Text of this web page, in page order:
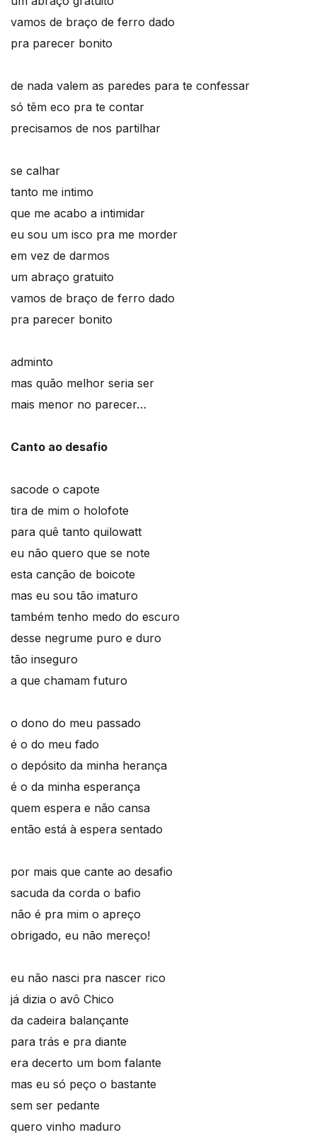
vamos de braço de ferro dado
pra parecer bonito
de nada valem as paredes para te confessar
só têm eco pra te contar
precisamos de nos partilhar
se calhar
tanto me intimo
que me acabo a intimidar
eu sou um isco pra me morder
em vez de darmos
um abraço gratuito
vamos de braço de ferro dado
pra parecer bonito
adminto
mas quão melhor seria ser
mais menor no parecer…
Canto ao desafio
sacode o capote
tira de mim o holofote
para quê tanto quilowatt
eu não quero que se note
esta canção de boicote
mas eu sou tão imaturo
também tenho medo do escuro
desse negrume puro e duro
tão inseguro
a que chamam futuro
o dono do meu passado
é o do meu fado
o depósito da minha herança
é o da minha esperança
quem espera e não cansa
então está à espera sentado
por mais que cante ao desafio
sacuda da corda o bafio
não é pra mim o apreço
obrigado, eu não mereço!
eu não nasci pra nascer rico
já dizia o avô Chico
da cadeira balançante
para trás e pra diante
era decerto um bom falante
mas eu só peço o bastante
sem ser pedante
quero vinho maduro